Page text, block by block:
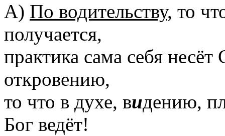
А) По водительству, то
получается,
практика сама себя
откровению,
то что в духе, видению,
Бог ведёт!